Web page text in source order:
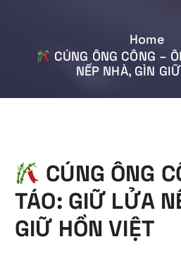
Home
CÚNG ÔNG CÔNG –
NẾP NHÀ, GÌN
CÚNG ÔNG
TÁO: GIỮ LỬA
GIỮ HỒN VIỆT